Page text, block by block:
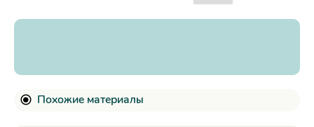
Похожие материалы